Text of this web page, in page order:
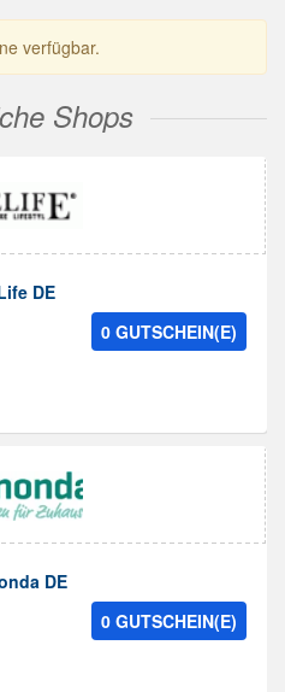
verfügbar.
Shops
DE
0 GUTSCHEIN(E)
DE
0 GUTSCHEIN(E)